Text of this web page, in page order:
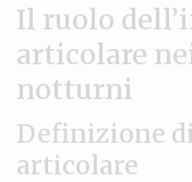
Il ruolo
articolare
notturni
Definizione
articolare